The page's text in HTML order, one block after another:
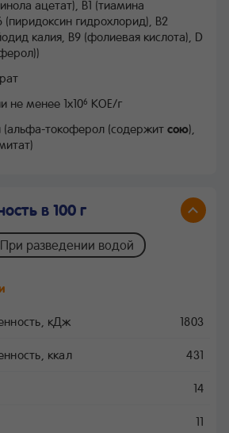
ацетат), B1 (тиамина
(пиридоксин гидрохлорид), B2
калия, B9 (фолиевая кислота), D
не менее 1х106 KOE/г
(альфа-токоферол (содержит сою),
в 100 г
При разведении водой
кДж 1803
ккал 431
14
11